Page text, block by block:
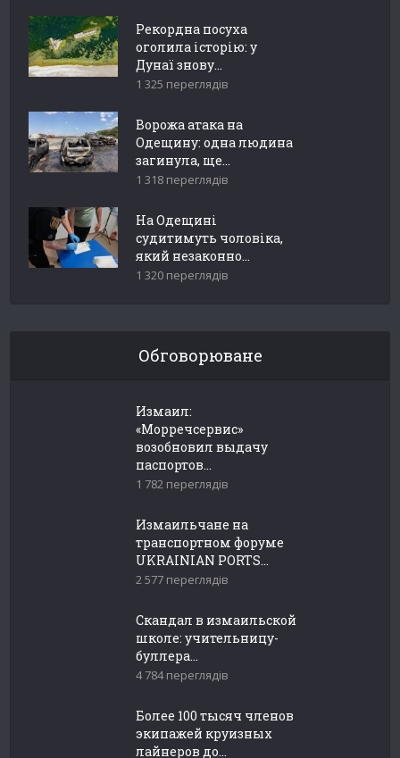
Рекордна посуха
оголила історію: у
Дунаї знову...
1 325 переглядів
Ворожа атака на
Одещину: одна людина
загинула, ще...
1 318 переглядів
На Одещині
судитимуть чоловіка,
який незаконно...
1 320 переглядів
Обговорюване
Измаил:
«Морречсервис»
возобновил выдачу
паспортов...
1 782 переглядів
Измаильчане на
транспортном форуме
UKRAINIAN PORTS...
2 577 переглядів
Скандал в измаильской
школе: учительницу-
буллера...
4 784 переглядів
Более 100 тысяч членов
экипажей круизных
лайнеров до...